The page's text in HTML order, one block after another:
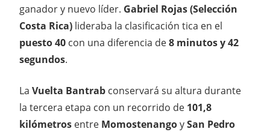
ganador y nuevo líder. Gabriel Rojas (Selección
Costa Rica) lideraba la clasificación tica en el
puesto 40 con una diferencia de8 minutos y 42
segundos.
La Vuelta Bantrab conservará su altura durante
la tercera etapa con un recorrido de 101,8
kilómetros entre MomostenangoySan Pedro